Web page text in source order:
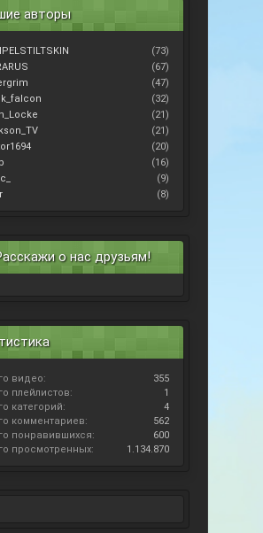
авторы
(73)
(67)
(47)
(32)
(21)
(21)
(20)
(16)
(9)
(8)
о нас друзьям!
видео:
355
плейлистов:
1
категорий:
4
комментариев:
562
понравившихся:
600
просмотренных:
1.134.870